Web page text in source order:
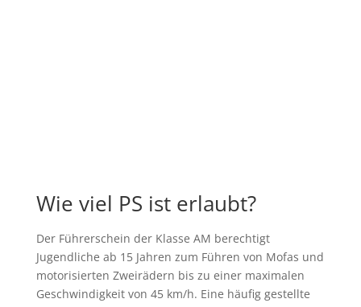
Wie viel PS ist erlaubt?
Der Führerschein der Klasse AM berechtigt
Jugendliche ab 15 Jahren zum Führen von Mofas und
motorisierten Zweirädern bis zu einer maximalen
Geschwindigkeit von 45 km/h. Eine häufig gestellte